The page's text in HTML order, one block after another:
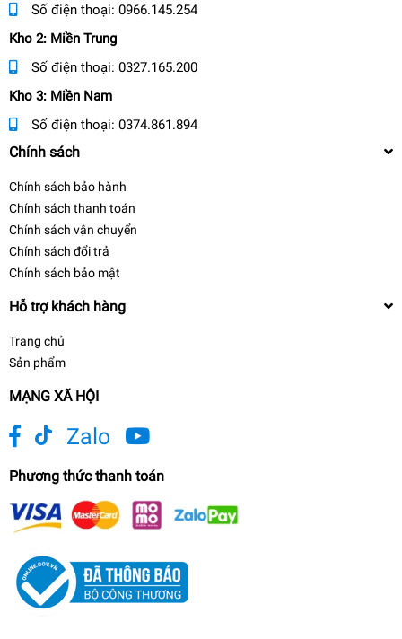
Số điện thoại: 0966.145.254
Kho 2: Miền Trung
Số điện thoại: 0327.165.200
Kho 3: Miền Nam
Số điện thoại: 0374.861.894
Chính sách
Chính sách bảo hành
Chính sách thanh toán
Chính sách vận chuyển
Chính sách đổi trả
Chính sách bảo mật
Hỗ trợ khách hàng
Trang chủ
Sản phẩm
MẠNG XÃ HỘI
Zalo
Phương thức thanh toán